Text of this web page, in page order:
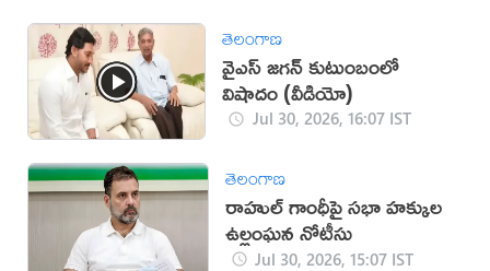
తెలంగాణ
వైఎస్ జగన్ కుటుంబంలో
విషాదం (వీడియో)
Jul 30, 2026, 16:07 IST
తెలంగాణ
రాహుల్ గాంధీపై సభా హక్కుల
ఉల్లంఘన నోటీసు
Jul 30, 2026, 15:07 IST